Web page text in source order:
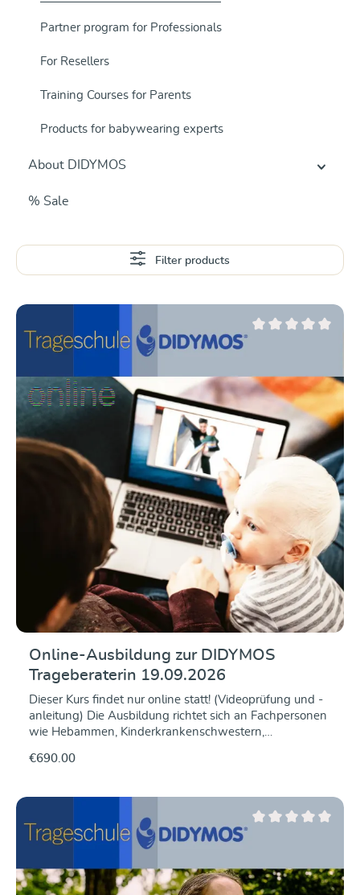
Partner program for Professionals
For Resellers
Training Courses for Parents
Products for babywearing experts
About DIDYMOS
% Sale
Filter products
Online-Ausbildung zur DIDYMOS
Trageberaterin 19.09.2026
Dieser Kurs findet nur online statt! (Videoprüfung und -
anleitung) Die Ausbildung richtet sich an Fachpersonen
wie Hebammen, Kinderkrankenschwestern,
trageerfahrene Mütter und Väter, die nicht nur das
sondern auch fundiertes Hintergrundwissen dafür
möchten. Wir vermitteln Euch an zwei Tagen unter
anderem die folgenden Inhalte: Theorie und Praxis des
Tragens Alle gängigen Bindeweisen Historie und
und Physiologie Einfluss des Tragens auf die
€690.00